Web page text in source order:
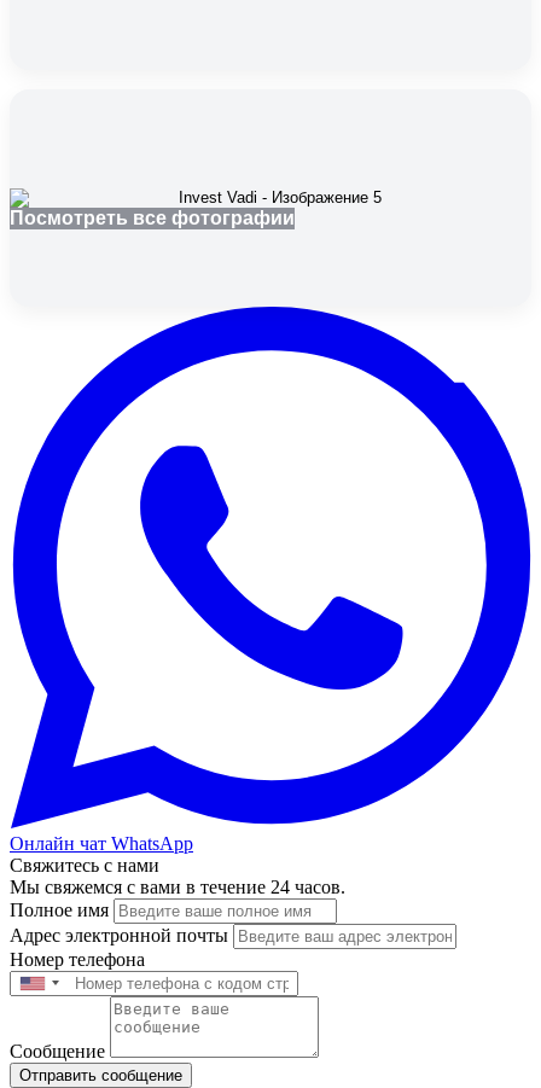
Посмотреть все фотографии
Онлайн чат WhatsApp
Свяжитесь с нами
Мы свяжемся с вами в течение 24 часов.
Полное имя
Адрес электронной почты
Номер телефона
Сообщение
Отправить сообщение